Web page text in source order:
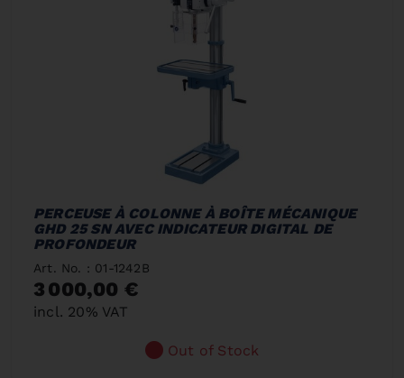
PERCEUSE À COLONNE À BOÎTE MÉCANIQUE
GHD 25 SN AVEC INDICATEUR DIGITAL DE
PROFONDEUR
Art. No. : 01-1242B
3 000,00 €
incl. 20% VAT
Out of Stock